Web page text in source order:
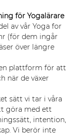
för Yogalärare
av vår Yoga for
(för dem ingår
över längre
plattform för att
när de växer
sätt vi tar i våra
göra med ett
intention,
Vi berör inte